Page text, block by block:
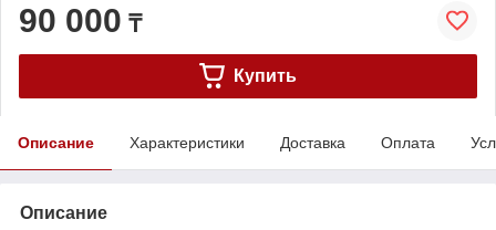
90 000 ₸
Купить
Описание Характеристики Доставка Оплата
Описание